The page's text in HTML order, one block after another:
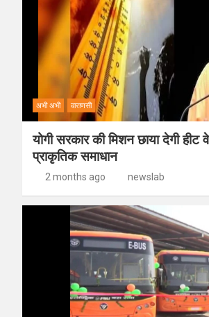
अभी अभी वाराणसी
योगी सरकार की मिशन छाया देगी हीट
प्राकृतिक समाधान
2 months ago newslab